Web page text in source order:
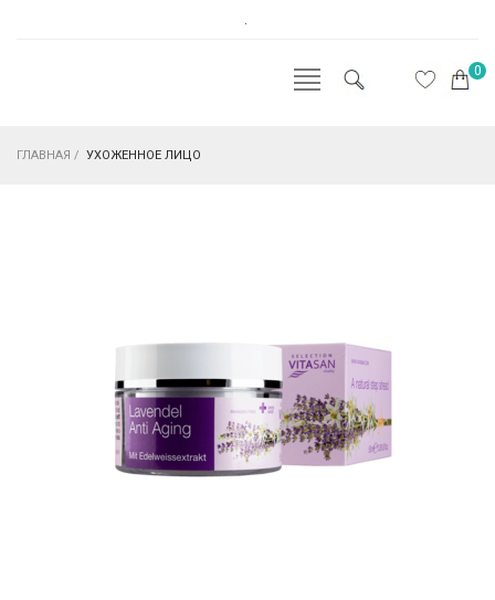
.
0
ГЛАВНАЯ / УХОЖЕННОЕ ЛИЦО